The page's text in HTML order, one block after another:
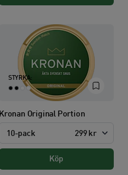
STYRKA:
Kronan Original Portion
10-pack 299 kr
Köp